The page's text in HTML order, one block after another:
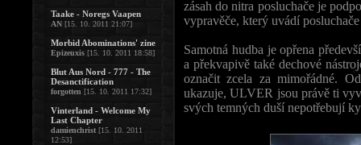
zásah do nitra posluchače je
vypravěče, který uvádí
Samotná hudba je opřena
a překvapivě také dechové
označit zcela za mimořádné.
ukazuje, ULVER jsou právě ti
svých temných duší nepotřebují
Taake - Noregs Vaapen
AN [15. 10. 2011 21:07]
Morbid Abominations' zine
Epizeuxis [15. 10. 2011 18:58]
Blut Aus Nord - 777 - The
Desanctification
forgotten [15. 10. 2011 17:32]
Vinterland - Welcome My
Last Chapter
damienchrist [15. 10. 2011
12:53]